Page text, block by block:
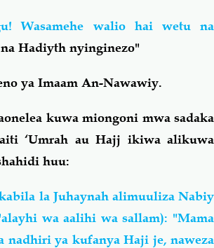
Wasamehe walio hai wetu na
na Hadiyth nyinginezo"
ya Imaam An-Nawawiy.
kuwa miongoni mwa sadaka
‘Umrah au Hajj ikiwa alikuwa
huu:
la Juhaynah alimuuliza Nabiy
wa aalihi wa sallam): "Mama
nadhiri ya kufanya Haji je, naweza